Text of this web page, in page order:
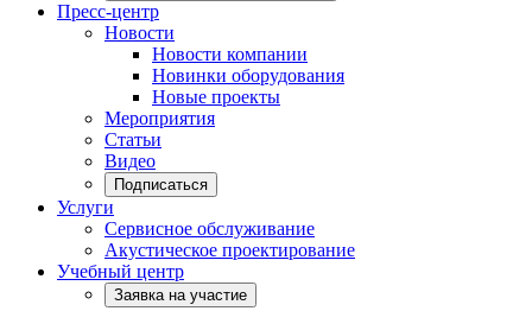
Пресс-центр
Новости
Новости компании
Новинки оборудования
Новые проекты
Мероприятия
Статьи
Видео
Подписаться
Услуги
Сервисное обслуживание
Акустическое проектирование
Учебный центр
Заявка на участие